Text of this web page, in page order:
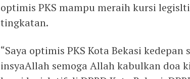
optimis PKS mampu meraih kursi
tingkatan.
“Saya optimis PKS Kota Bekasi
insyaAllah semoga Allah kabulkan doa